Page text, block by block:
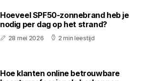
Hoeveel SPF50-zonnebrand heb je
nodig per dag op het strand?
28 mei 2026 2 min leestijd
Hoe klanten online betrouwbare